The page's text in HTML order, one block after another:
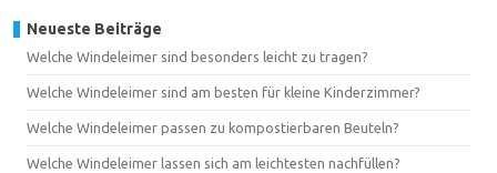
Neueste Beiträge
Welche Windeleimer sind besonders leicht zu tragen?
Welche Windeleimer sind am besten für kleine Kinderzimmer?
Welche Windeleimer passen zu kompostierbaren Beuteln?
Welche Windeleimer lassen sich am leichtesten nachfüllen?